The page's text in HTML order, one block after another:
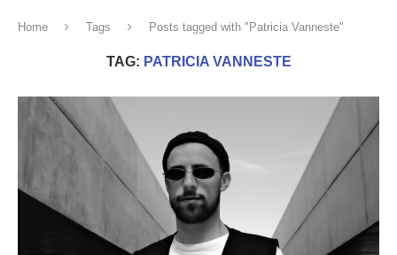
Home Tags Posts tagged with "Patricia Vanneste"
TAG: PATRICIA VANNESTE